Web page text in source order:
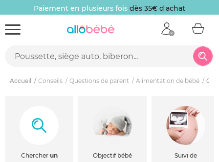
Paiement en plusieurs fois dès 35€ d'achat
Accueil Conseils Questions de parent Alimentation de bébé
Chercher un
Objectif bébé
Suivi de